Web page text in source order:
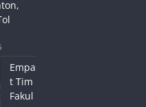
Empa
t Tim
Fakul